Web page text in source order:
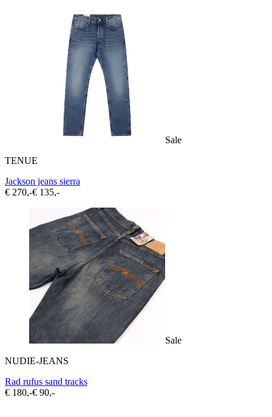
Sale
TENUE
Jackson jeans sierra
€ 270,-€ 135,-
Sale
NUDIE-JEANS
Rad rufus sand tracks
€ 180,-€ 90,-